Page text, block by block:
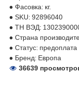
Фасовка: кг.
SKU: 92896040
ТН ВЭД:
Страна
Статус: предоплата
Бренд: Европа
36639